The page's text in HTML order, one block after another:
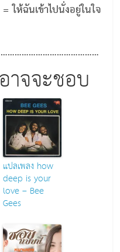
ห้ฉันเข้าไปนั่งอยู่ในใจ
จจะชอบ
แปลเพลง how
deep is your
love – Bee
Gees